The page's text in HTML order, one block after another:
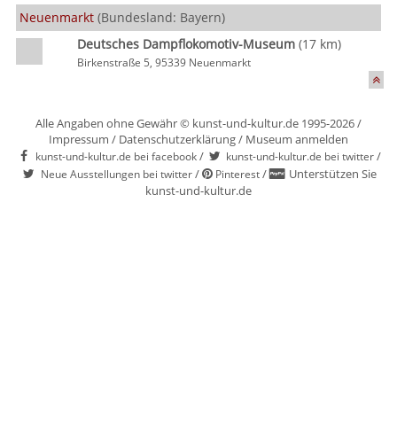
Neuenmarkt (Bundesland: Bayern)
Deutsches Dampflokomotiv-Museum(17 km)
Birkenstraße 5, 95339 Neuenmarkt
Alle Angaben ohne Gewähr © kunst-und-kultur.de 1995-2026 /
Impressum / Datenschutzerklärung/ Museum anmelden
kunst-und-kultur.de bei facebook/ kunst-und-kultur.de bei twitter/
Neue Ausstellungen bei twitter/ Pinterest/
Unterstützen Sie
kunst-und-kultur.de